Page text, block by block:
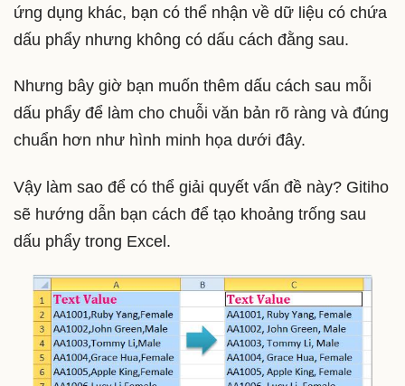
ứng dụng khác, bạn có thể nhận về dữ liệu có chứa
dấu phẩy nhưng không có dấu cách đằng sau.
Nhưng bây giờ bạn muốn thêm dấu cách sau mỗi
dấu phẩy để làm cho chuỗi văn bản rõ ràng và đúng
chuẩn hơn như hình minh họa dưới đây.
Vậy làm sao để có thể giải quyết vấn đề này? Gitiho
sẽ hướng dẫn bạn cách để tạo khoảng trống sau
dấu phẩy trong Excel.